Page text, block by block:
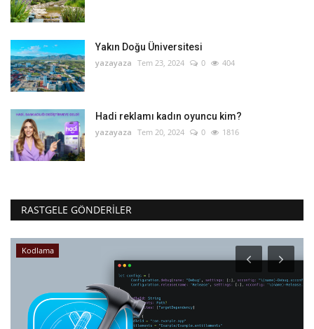
Yakın Doğu Üniversitesi
yazayaza Tem 23, 2024 0 404
Hadi reklamı kadın oyuncu kim?
yazayaza Tem 20, 2024 0 1816
RASTGELE GÖNDERILER
Kodlama